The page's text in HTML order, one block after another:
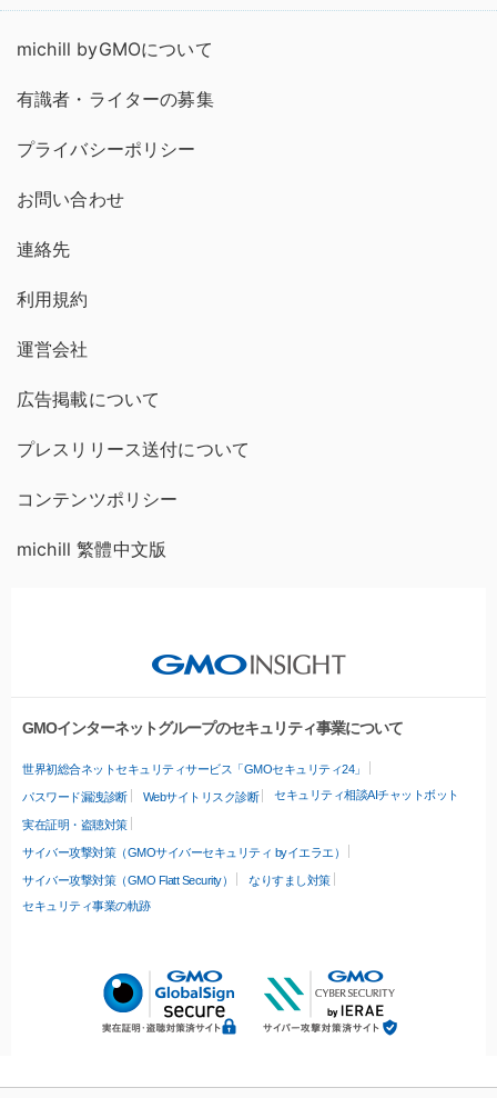
michill byGMOについて
有識者・ライターの募集
プライバシーポリシー
お問い合わせ
連絡先
利用規約
運営会社
広告掲載について
プレスリリース送付について
コンテンツポリシー
michill 繁體中文版
GMOインターネットグループのセキュリティ事業について
世界初総合ネットセキュリティサービス「GMOセキュリティ24」
パスワード漏洩診断 Webサイトリスク診断 セキュリティ相談AIチャットボット
実在証明・盗聴対策
サイバー攻撃対策（GMOサイバーセキュリティ byイエラエ）
サイバー攻撃対策（GMO Flatt Security）
なりすまし対策
セキュリティ事業の軌跡